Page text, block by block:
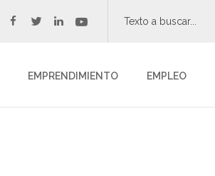
facebook
twitterlinkedinyoutube
EMPRENDIMIENTO EMPLEO